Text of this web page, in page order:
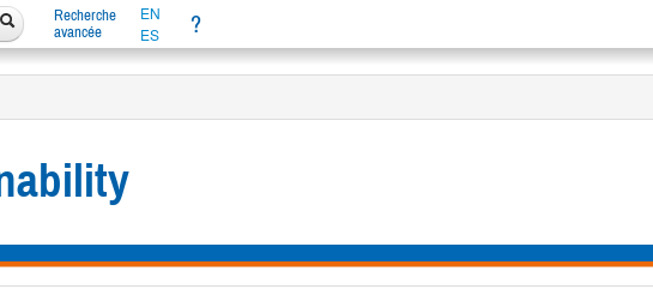
Recherche
avancée
EN
ES
?